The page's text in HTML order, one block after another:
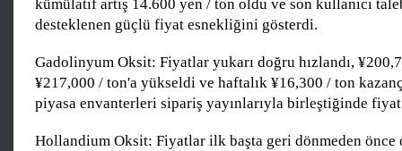
kümülatif artış 14.600 yen / ton oldu ve son kullanıcı
desteklenen güçlü fiyat esnekliğini gösterdi.
Gadolinyum Oksit: Fiyatlar yukarı doğru hızlandı,
¥217,000 / ton'a yükseldi ve haftalık ¥16,300 / ton
piyasa envanterleri sipariş yayınlarıyla birleştiğinde fiyat
Hollandium Oksit: Fiyatlar ilk başta geri dönmeden önce